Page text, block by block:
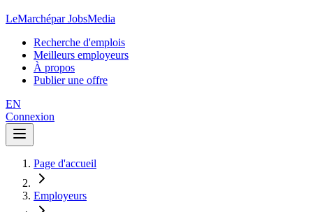
LeMarchépar JobsMedia
Recherche d'emplois
Meilleurs employeurs
À propos
Publier une offre
EN
Connexion
Page d'accueil
Employeurs